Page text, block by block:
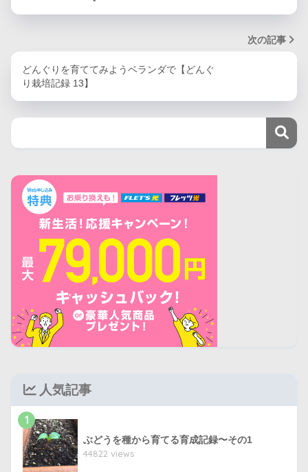
次の記事
どんぐりを育ててみようベランダで【どんぐ
り栽培記録 13】
人気記事
1
ぶどうを種から育てる育成記録〜その1
44822 views